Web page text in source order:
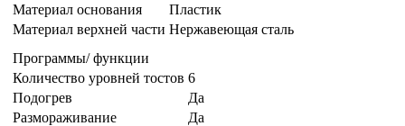
Материал основания
Пластик
Материал верхней части Нержавеющая сталь
Программы/ функции
Количество уровней тостов 6
Подогрев
Да
Размораживание
Да